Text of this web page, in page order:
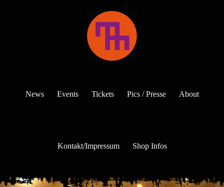
News Events Tickets Pics / Presse About
Kontakt/Impressum Shop Infos